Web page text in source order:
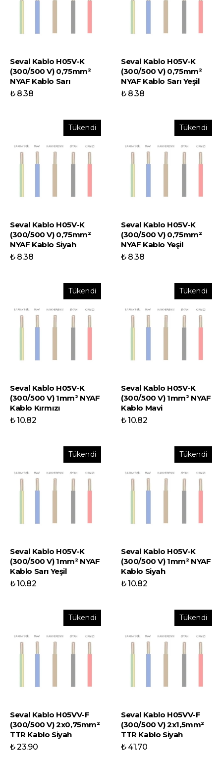
Seval Kablo H05V-K
(300/500 V) 0,75mm²
NYAF Kablo Sarı
₺ 8.38
Seval Kablo H05V-K
(300/500 V) 0,75mm²
NYAF Kablo Sarı Yeşil
₺ 8.38
Tükendi
Seval Kablo H05V-K
(300/500 V) 0,75mm²
NYAF Kablo Siyah
₺ 8.38
Tükendi
Seval Kablo H05V-K
(300/500 V) 0,75mm²
NYAF Kablo Yeşil
₺ 8.38
Tükendi
Seval Kablo H05V-K
(300/500 V) 1mm² NYAF
Kablo Kırmızı
₺ 10.82
Tükendi
Seval Kablo H05V-K
(300/500 V) 1mm² NYAF
Kablo Mavi
₺ 10.82
Tükendi
Seval Kablo H05V-K
(300/500 V) 1mm² NYAF
Kablo Sarı Yeşil
₺ 10.82
Tükendi
Seval Kablo H05V-K
(300/500 V) 1mm² NYAF
Kablo Siyah
₺ 10.82
Tükendi
Seval Kablo H05VV-F
(300/500 V) 2x0,75mm²
TTR Kablo Siyah
₺ 23.90
Tükendi
Seval Kablo H05VV-F
(300/500 V) 2x1,5mm²
TTR Kablo Siyah
₺ 41.70